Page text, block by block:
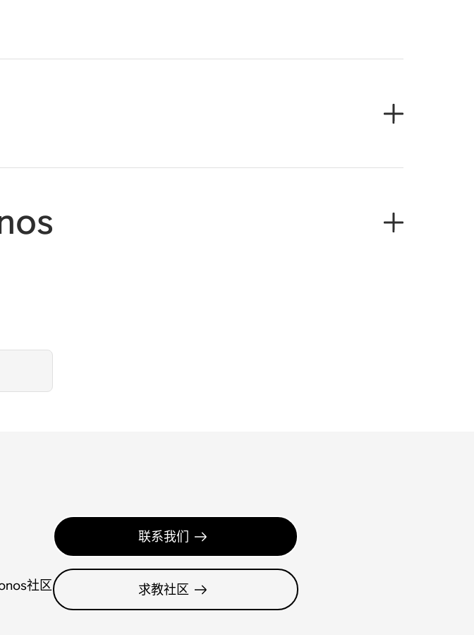
社区
联系我们
求教社区